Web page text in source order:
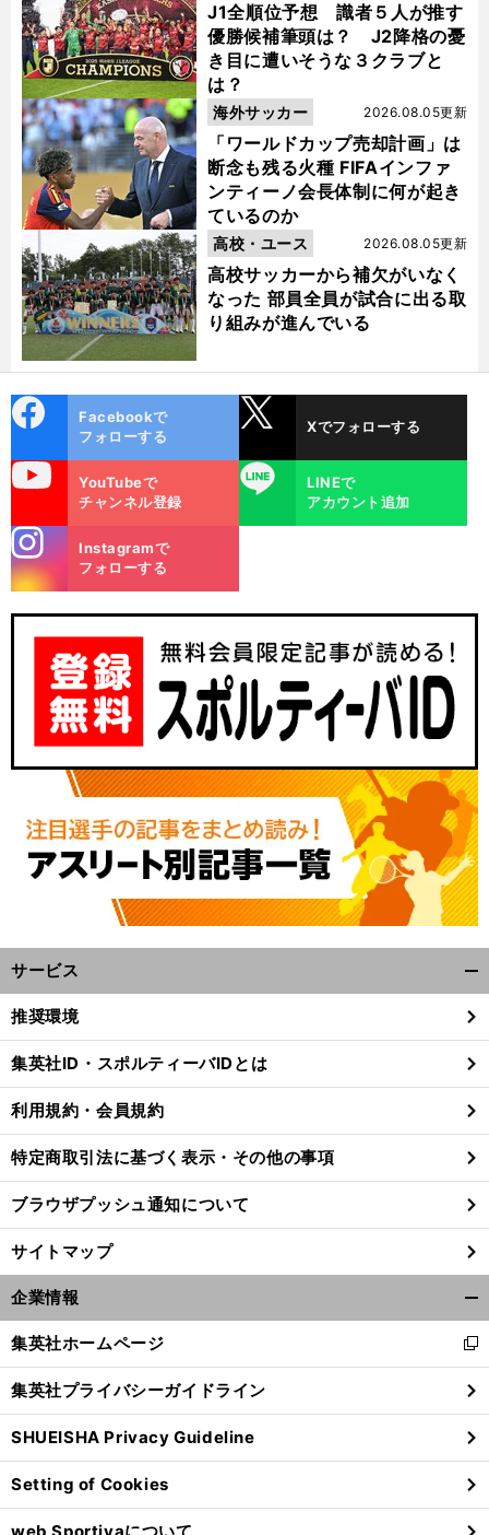
J1全順位予想 識者５人が推す
優勝候補筆頭は？ J2降格の憂
き目に遭いそうな３クラブと
は？
「ワールドカップ売却計画」は
断念も残る火種 FIFAインファ
ンティーノ会長体制に何が起き
ているのか
2026.08.05更新
海外サッカー
高校サッカーから補欠がいなく
なった 部員全員が試合に出る取
り組みが進んでいる
2026.08.05更新
高校・ユース
ok
Facebookで
フォローする
Xでフォローする
YouTubeで
チャンネル登録
LINE
LINEで
アカウント追加
m
Instagramで
フォローする
サービス
閉
る
推奨環境
集英社ID・スポルティーバIDとは
利用規約・会員規約
特定商取引法に基づく表示・その他の事項
ブラウザプッシュ通知について
サイトマップ
企業情報
閉
る
集英社ホームページ
新
し
い
ウ
ィ
ン
ド
ウ
集英社プライバシーガイドライン
SHUEISHA Privacy Guideline
Setting of Cookies